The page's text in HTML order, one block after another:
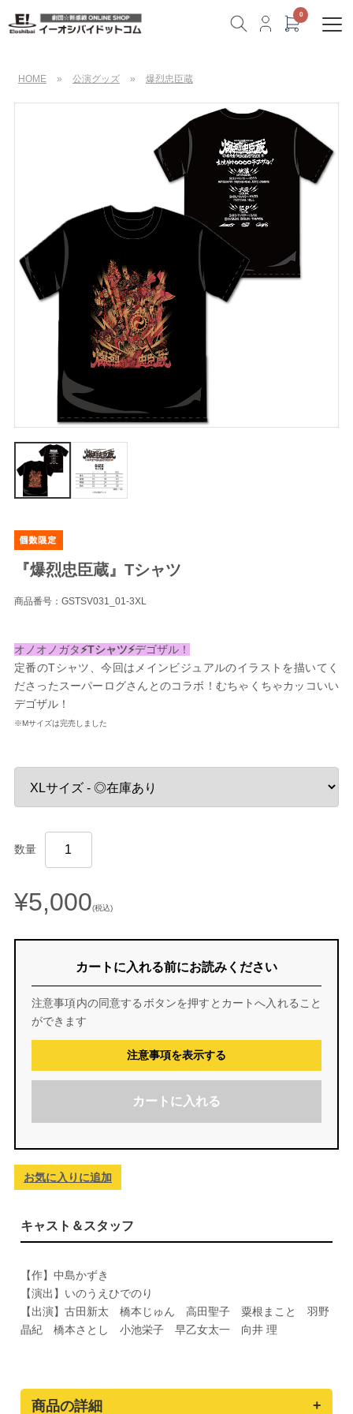
HOME » 公演グッズ » 爆烈忠臣蔵
『爆烈忠臣蔵』Tシャツ
商品番号：GSTSV031_01-3XL
オノオノガタ⚡️Tシャツ⚡️デゴザル！
定番のTシャツ、今回はメインビジュアルのイラストを描いてく
ださったスーパーログさんとのコラボ！むちゃくちゃカッコいい
デゴザル！
※Mサイズは完売しました
数量
¥5,000(税込)
カートに入れる前にお読みください
注意事項内の同意するボタンを押すとカートへ入れること
ができます
注意事項を表示する
カートに入れる
お気に入りに追加
キャスト＆スタッフ
【作】中島かずき
【演出】いのうえひでのり
【出演】古田新太 橋本じゅん 高田聖子 粟根まこと 羽野
晶紀 橋本さとし 小池栄子 早乙女太一 向井 理
商品の詳細